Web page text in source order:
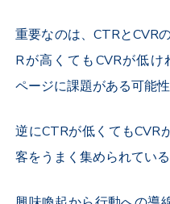
重要なのは、 CTRとCVR
Rが高くてもCVRが低け
ページに課題がある可能性
逆にCTRが低くてもCVR
客をうまく集められている